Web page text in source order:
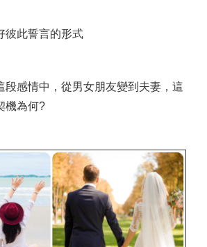
彼此誓言的形式
段感情中，從男女朋友變到夫妻，這
機為何?